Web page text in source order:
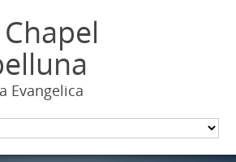
Evangelica